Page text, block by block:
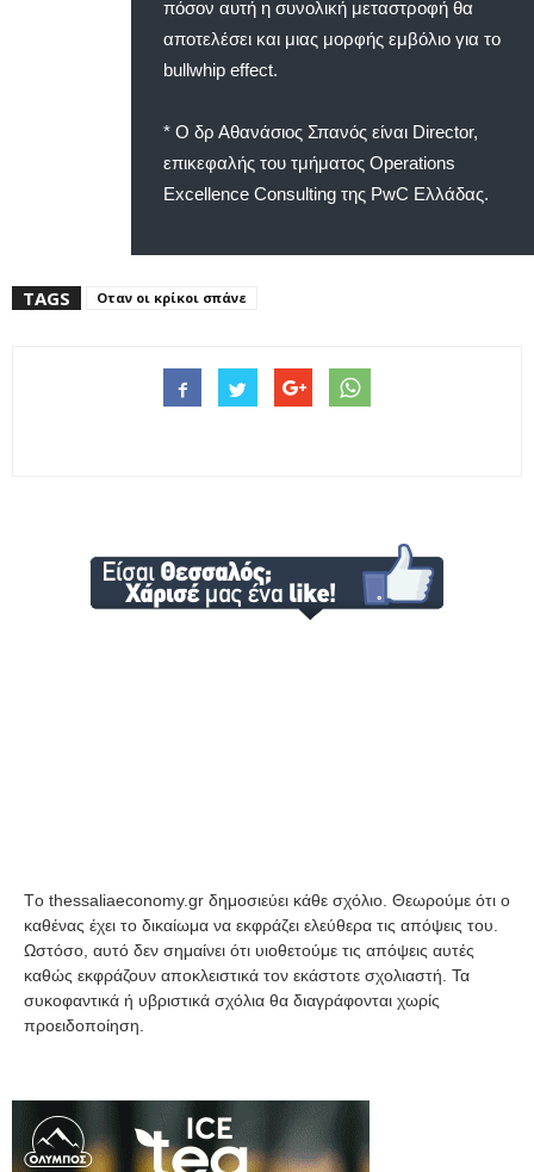
πόσον αυτή η συνολική μεταστροφή θα
αποτελέσει και μιας μορφής εμβόλιο για το
bullwhip effect.
* Ο δρ Αθανάσιος Σπανός είναι Director,
επικεφαλής του τμήματος Operations
Excellence Consulting της PwC Ελλάδας.
TAGS Οταν οι κρίκοι σπάνε
Tο thessaliaeconomy.gr δημοσιεύει κάθε σχόλιο. Θεωρούμε ότι ο
καθένας έχει το δικαίωμα να εκφράζει ελεύθερα τις απόψεις του.
Ωστόσο, αυτό δεν σημαίνει ότι υιοθετούμε τις απόψεις αυτές
καθώς εκφράζουν αποκλειστικά τον εκάστοτε σχολιαστή. Τα
συκοφαντικά ή υβριστικά σχόλια θα διαγράφονται χωρίς
προειδοποίηση.